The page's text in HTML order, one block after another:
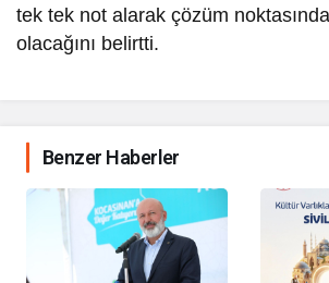
tek tek not alarak çözüm noktasında
olacağını belirtti.
Benzer Haberler